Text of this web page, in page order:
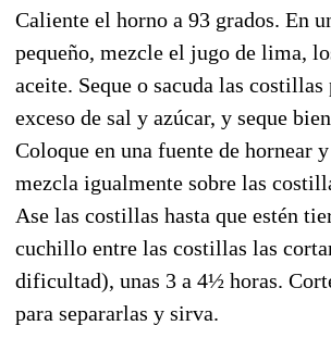
Caliente el horno a 93 grados. En
pequeño, mezcle el jugo de lima,
aceite. Seque o sacuda las
exceso de sal y azúcar, y seque
Coloque en una fuente de hornear
mezcla igualmente sobre las
Ase las costillas hasta que estén
cuchillo entre las costillas las
dificultad), unas 3 a 4½ horas.
para separarlas y sirva.